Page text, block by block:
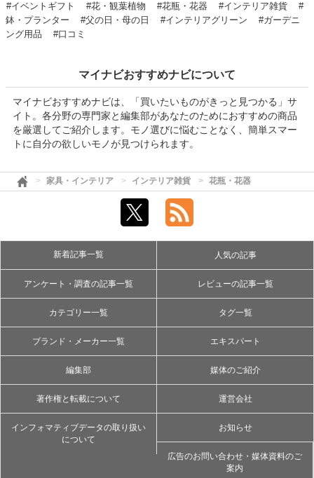
#イベントギフト #花・観葉植物 #花瓶・花器 #インテリア雑貨
#
鉢・プランター
#父の日・母の日 #インテリアグリーン
#ガーデニ
ング用品
#口コミ
マイナビおすすめナビについて
マイナビおすすめナビは、「買いたいものがきっと見つかる」サ
イト。各分野の専門家と編集部があなたのためにおすすめの商品
を厳選してご紹介します。モノ選びに悩むことなく、簡単スマー
トに自分の欲しいモノが見つけられます。
家具・インテリア インテリア雑貨 花瓶・花器
新着記事一覧 人気の記事
アンケート・調査の記事一覧 レビューの記事一覧
カテゴリー一覧 タグ一覧
ブランド・メーカー一覧 エキスパート
編集部 媒体のご紹介
著作権と転載について 運営会社
インフォマティブデータの取り扱い
について
お知らせ
広告のお問い合わせ・媒体資料のご
案内